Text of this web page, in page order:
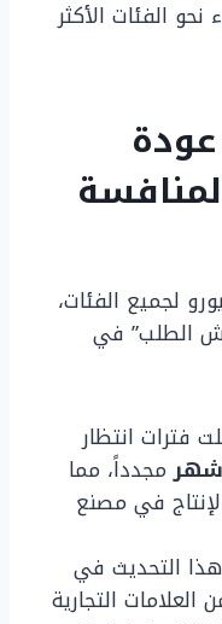
الفئات الأكثر
رغم رفع الأسعار بمقدار 1,000 يورو لجميع الفئات،
الطلب” في
فترات انتظار
مجدداً، مما
في مصنع
التحديث في
التجارية